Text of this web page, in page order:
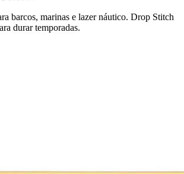
barcos, marinas e lazer náutico. Drop Stitch
durar temporadas.